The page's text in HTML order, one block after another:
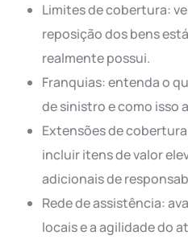
Limites de cobertura:
reposição dos bens
realmente possui.
Franquias: entenda o
de sinistro e como isso
Extensões de
incluir itens de valor
adicionais de
Rede de assistência:
locais e a agilidade do